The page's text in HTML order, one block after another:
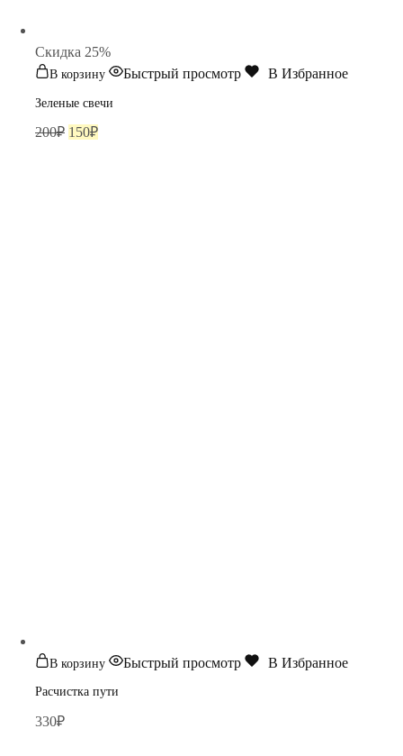
Cкидка 25%
В корзину Быстрый просмотр В Избранное
Зеленые свечи
200₽ Первоначальная
150₽Текущая
В корзину Быстрый просмотр В Избранное
Расчистка пути
330₽